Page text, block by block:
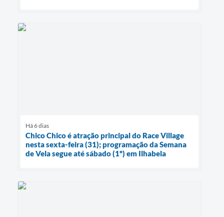
Há 6 dias
Chico Chico é atração principal do Race Village
nesta sexta-feira (31); programação da Semana
de Vela segue até sábado (1º) em Ilhabela